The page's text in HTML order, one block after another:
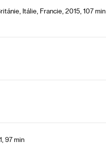
Itálie, Francie, 2015, 107 min
97 min